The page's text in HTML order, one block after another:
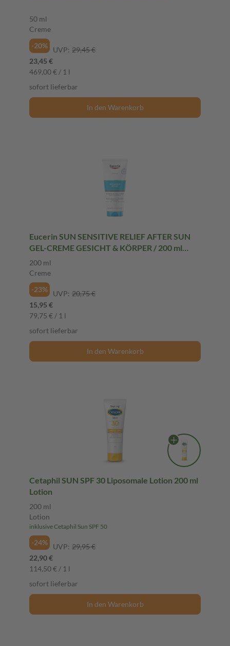
50 ml
Creme
-20%
UVP: 29,45 €
23,45 €
469,00 € / 1 l
sofort lieferbar
In den Warenkorb
Eucerin SUN SENSITIVE RELIEF AFTER SUN
GEL-CREME GESICHT & KÖRPER / 200 ml
Creme
200 ml
Creme
-23%
UVP: 20,75 €
15,95 €
79,75 € / 1 l
sofort lieferbar
In den Warenkorb
Cetaphil SUN SPF 30 Liposomale Lotion 200 ml
Lotion
200 ml
Lotion
inklusive Cetaphil Sun SPF 50
-24% UVP: 29,95 €
22,90 €
114,50 € / 1 l
sofort lieferbar
In den Warenkorb